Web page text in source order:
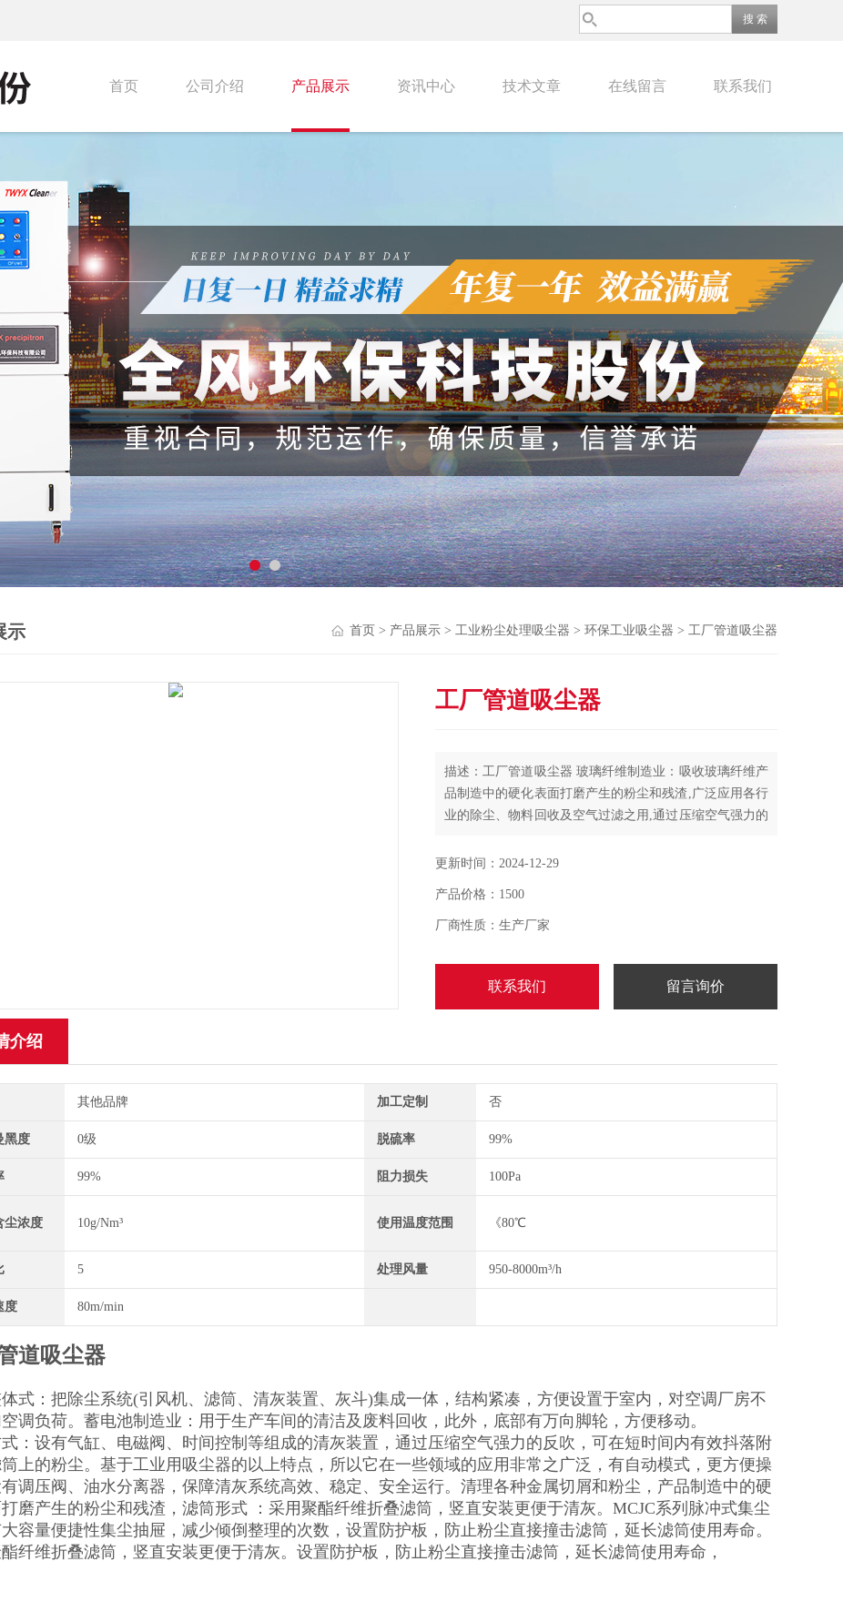
首页 公司介绍 产品展示 资讯中心 技术文章 在线留言 联系我们
示 首页 > 产品展示 > 工业粉尘处理吸尘器 > 环保工业吸尘器 > 工厂管道吸尘器
工厂管道吸尘器
描述：工厂管道吸尘器 玻璃纤维制造业：吸收玻璃纤维产
品制造中的硬化表面打磨产生的粉尘和残渣,广泛应用各行
业的除尘、物料回收及空气过滤之用,通过压缩空气强力的
更新时间：2024-12-29
产品价格：1500
厂商性质：生产厂家
联系我们 留言询价
介绍
其他品牌 加工定制 否
黑度 0级 脱硫率 99%
99% 阻力损失 100Pa
尘浓度 10g/Nm³ 使用温度范围 《80℃
5 处理风量 950-8000m³/h
度 80m/min
道吸尘器
式：把除尘系统(引风机、滤筒、清灰装置、灰斗)集成一体，结构紧凑，方便设置于室内，对空调厂房不
调负荷。蓄电池制造业：用于生产车间的清洁及废料回收，此外，底部有万向脚轮，方便移动。
：设有气缸、电磁阀、时间控制等组成的清灰装置，通过压缩空气强力的反吹，可在短时间内有效抖落附
上的粉尘。基于工业用吸尘器的以上特点，所以它在一些领域的应用非常之广泛，有自动模式，更方便操
调压阀、油水分离器，保障清灰系统高效、稳定、安全运行。清理各种金属切屑和粉尘，产品制造中的硬
磨产生的粉尘和残渣，滤筒形式 ：采用聚酯纤维折叠滤筒，竖直安装更便于清灰。MCJC系列脉冲式集尘
容量便捷性集尘抽屉，减少倾倒整理的次数，设置防护板，防止粉尘直接撞击滤筒，延长滤筒使用寿命。
纤维折叠滤筒，竖直安装更便于清灰。设置防护板，防止粉尘直接撞击滤筒，延长滤筒使用寿命，